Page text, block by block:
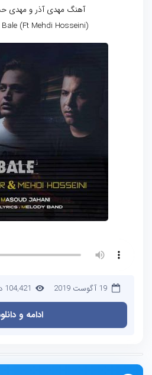
آهنگ مهدی آذر و مهدی
(Ft Mehdi Hosseini)
19 آگوست 2019 104,421 دانلود
ادامه و